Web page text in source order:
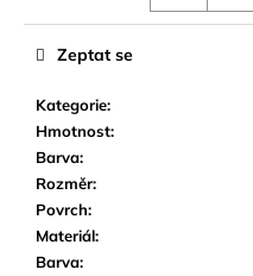
Kategorie:
Hmotnost:
Barva:
Rozměr:
Povrch:
Materiál:
Barva:
Zeptat se
e
ARTPORT
WHITE
60X60
CM
(59,7X59,7
CM)
499
Kč